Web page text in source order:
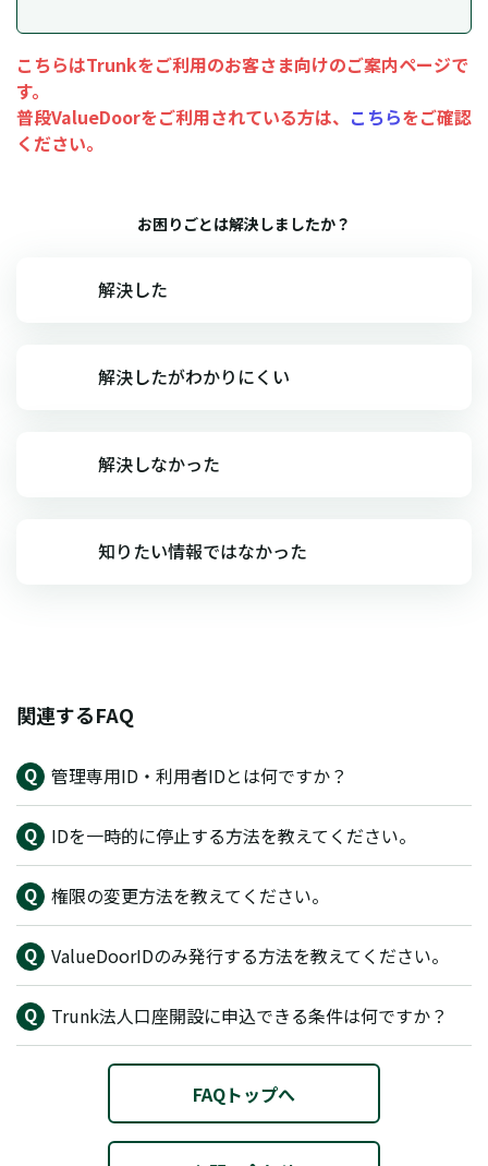
こちらはTrunkをご利用のお客さま向けのご案内ページで
す。
普段ValueDoorをご利用されている方は、 こちらをご確認
ください。
お困りごとは解決しましたか？
解決した
解決したがわかりにくい
解決しなかった
知りたい情報ではなかった
関連するFAQ
管理専用ID・利用者IDとは何ですか？
IDを一時的に停止する方法を教えてください。
権限の変更方法を教えてください。
ValueDoorIDのみ発行する方法を教えてください。
Trunk法人口座開設に申込できる条件は何ですか？
FAQトップへ